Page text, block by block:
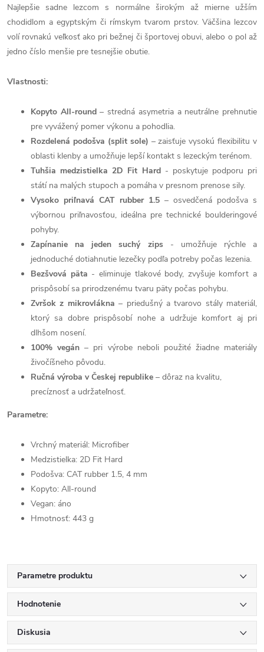
Najlepšie sadne lezcom s normálne širokým až mierne užším
chodidlom a egyptským či rímskym tvarom prstov. Väčšina lezcov
volí rovnakú veľkosť ako pri bežnej či športovej obuvi, alebo o pol až
jedno číslo menšie pre tesnejšie obutie.
Vlastnosti:
Kopyto All-round– stredná asymetria a neutrálne prehnutie
pre vyvážený pomer výkonu a pohodlia.
Rozdelená podošva (split sole) – zaisťuje vysokú flexibilitu v
oblasti klenby a umožňuje lepší kontakt s lezeckým terénom.
Tuhšia medzistielka 2D Fit Hard- poskytuje podporu pri
státí na malých stupoch a pomáha v presnom prenose sily.
Vysoko priľnavá CAT rubber 1.5 – osvedčená podošva s
výbornou priľnavosťou, ideálna pre technické boulderingové
pohyby.
Zapínanie na jeden suchý zips- umožňuje rýchle a
jednoduché dotiahnutie lezečky podľa potreby počas lezenia.
Bezšvová päta - eliminuje tlakové body, zvyšuje komfort a
prispôsobí sa prirodzenému tvaru päty počas pohybu.
Zvršok z mikrovlákna – priedušný a tvarovo stály materiál,
ktorý sa dobre prispôsobí nohe a udržuje komfort aj pri
dlhšom nosení.
100% vegán – pri výrobe neboli použité žiadne materiály
živočíšneho pôvodu.
Ručná výroba v Českej republike – dôraz na kvalitu,
precíznosť a udržateľnosť.
Parametre:
Vrchný materiál: Microfiber
Medzistielka: 2D Fit Hard
Podošva: CAT rubber 1.5, 4 mm
Kopyto: All-round
Vegan: áno
Hmotnosť: 443 g
Parametre produktu
Hodnotenie
Diskusia